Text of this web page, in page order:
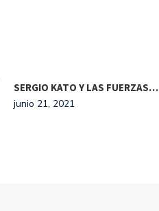
SERGIO KATO Y LAS FUERZAS…
junio 21, 2021